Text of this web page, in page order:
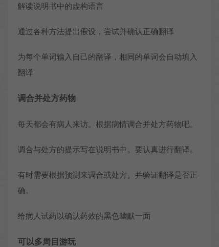
解读说明书中的虚构语言
通过各种方法提出假设，尝试并确认正确翻译
为每个单词输入自己的翻译，相同的单词会自动填入
翻译
调合并处方药物
每天都会有病人来访。根据病情调合并处方药物吧。
调合与处方的提示写在说明书中。要认真进行翻译。
有时需要根据预测来调合或处方。并验证翻译是否正
确。
给病人试药以确认药效的黑色幽默一面
可以多周目游玩